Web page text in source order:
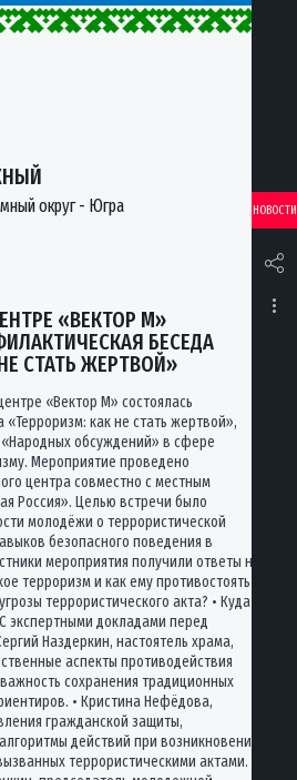
округ - Югра НОВОСТИ
«ВЕКТОР М»
БЕСЕДА
СТАТЬ ЖЕРТВОЙ»
«Вектор М» состоялась
как не стать жертвой»,
обсуждений» в сфере
Мероприятие проведено
центра совместно с местным
Россия». Целью встречи было
молодёжи о террористической
безопасного поведения в
мероприятия получили ответы на
терроризм и как ему противостоять?
террористического акта? • Куда
экспертными докладами перед
Наздеркин, настоятель храма,
аспекты противодействия
сохранения традиционных
• Кристина Нефёдова,
гражданской защиты,
действий при возникновении
террористическими актами. •